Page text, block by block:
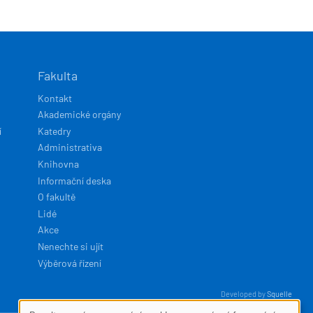
Fakulta
Kontakt
Akademické orgány
Katedry
Administrativa
Knihovna
Informační deska
O fakultě
Lidé
Akce
Nenechte si ujít
Výběrová řízení
Developed bySquelle